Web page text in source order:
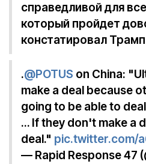
справедливой для
который пройдет
констатировал
.@POTUS on China:
make a deal because
going to be able to
… If they don't make a
deal." pic.twitter.com/
— Rapid Response 47